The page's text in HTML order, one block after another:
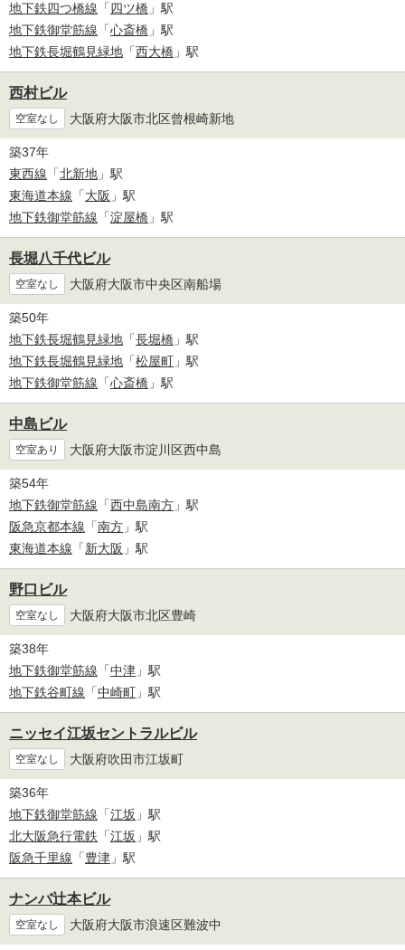
地下鉄四つ橋線 「四ツ橋 」駅
地下鉄御堂筋線 「心斎橋 」駅
地下鉄長堀鶴見緑地 「西大橋 」駅
西村ビル
空室なし 大阪府大阪市北区曾根崎新地
築37年
東西線 「北新地 」駅
東海道本線 「大阪 」駅
地下鉄御堂筋線 「淀屋橋 」駅
長堀八千代ビル
空室なし 大阪府大阪市中央区南船場
築50年
地下鉄長堀鶴見緑地 「長堀橋 」駅
地下鉄長堀鶴見緑地 「松屋町 」駅
地下鉄御堂筋線 「心斎橋 」駅
中島ビル
空室あり 大阪府大阪市淀川区西中島
築54年
地下鉄御堂筋線 「西中島南方 」駅
阪急京都本線 「南方 」駅
東海道本線 「新大阪 」駅
野口ビル
空室なし 大阪府大阪市北区豊崎
築38年
地下鉄御堂筋線 「中津 」駅
地下鉄谷町線 「中崎町 」駅
ニッセイ江坂セントラルビル
空室なし 大阪府吹田市江坂町
築36年
地下鉄御堂筋線 「江坂 」駅
北大阪急行電鉄 「江坂 」駅
阪急千里線 「豊津 」駅
ナンバ辻本ビル
空室なし 大阪府大阪市浪速区難波中